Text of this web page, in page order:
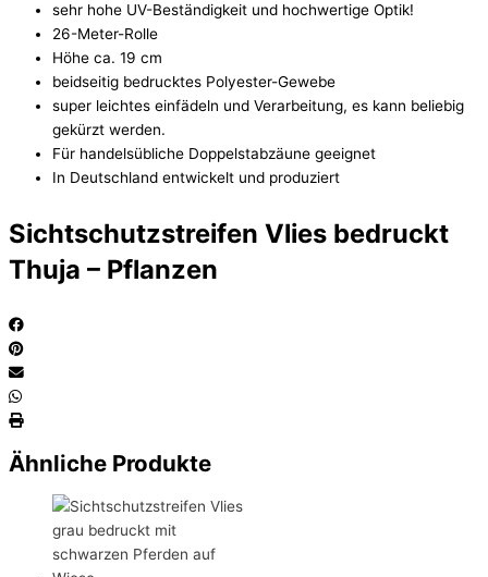
sehr hohe UV-Beständigkeit und hochwertige Optik!
26-Meter-Rolle
Höhe ca. 19 cm
beidseitig bedrucktes Polyester-Gewebe
super leichtes einfädeln und Verarbeitung, es kann beliebig
gekürzt werden.
Für handelsübliche Doppelstabzäune geeignet
In Deutschland entwickelt und produziert
Sichtschutzstreifen Vlies bedruckt
Thuja – Pflanzen
Ähnliche Produkte